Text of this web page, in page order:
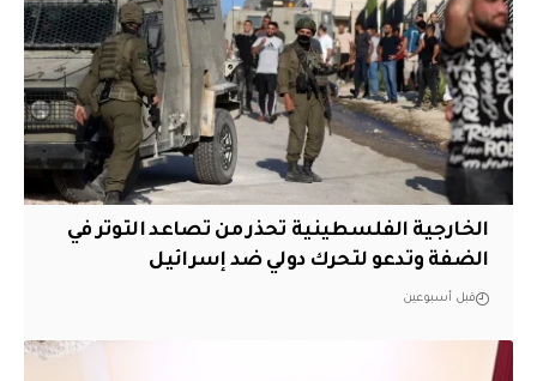
الخارجية الفلسطينية تحذر من تصاعد التوتر في
الضفة وتدعو لتحرك دولي ضد إسرائيل
قبل أسبوعين